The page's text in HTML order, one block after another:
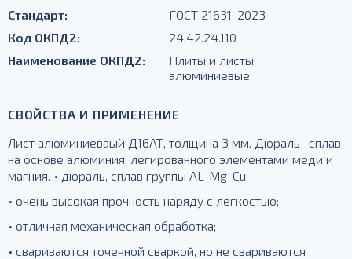
Стандарт:
ГОСТ 21631-2023
Код ОКПД2:
24.42.24.110
Наименование ОКПД2:
Плиты и листы
алюминиевые
СВОЙСТВА И ПРИМЕНЕНИЕ
Лист алюминиеваый Д16АТ, толщина 3 мм. Дюраль -сплав
на основе алюминия, легированного элементами меди и
магния. • дюраль, сплав группы AL-Mg-Cu;
• очень высокая прочность наряду с легкостью;
• отличная механическая обработка;
• свариваются точечной сваркой, но не свариваются